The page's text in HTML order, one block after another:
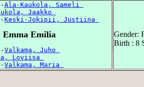
Ala-Kaukola, Sameli
Jaakko
Keski-Jokipii, Justiina
Emilia
Valkama, Juho
Loviisa
Valkama, Maria
Gender:
Birth : 8